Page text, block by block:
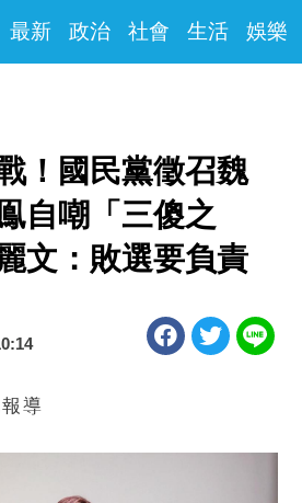
最新 政治 社會 生活 娛樂
！國民黨徵召魏
自嘲「三傻之
文：敗選要負責
導